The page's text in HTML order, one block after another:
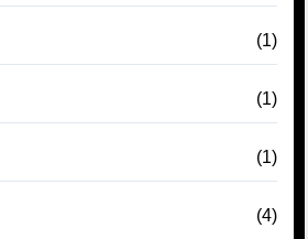
(1)
(1)
(1)
(4)